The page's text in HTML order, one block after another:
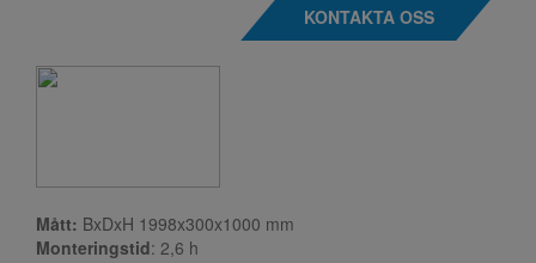
KONTAKTA OSS
Mått: BxDxH 1998x300x1000 mm
Monteringstid: 2,6 h